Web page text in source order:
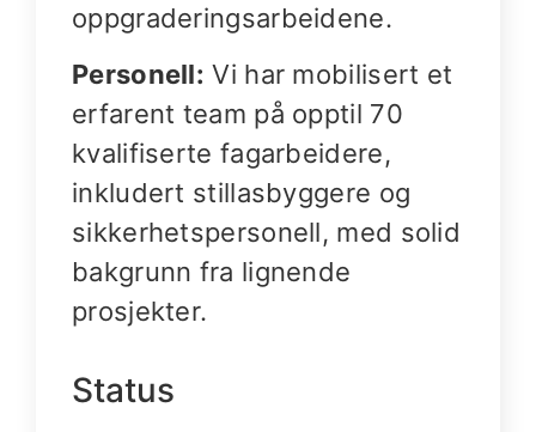
oppgraderingsarbeidene.
Personell: Vi har mobilisert et
erfarent team på opptil 70
kvalifiserte fagarbeidere,
inkludert stillasbyggere og
sikkerhetspersonell, med solid
bakgrunn fra lignende
prosjekter.
Status